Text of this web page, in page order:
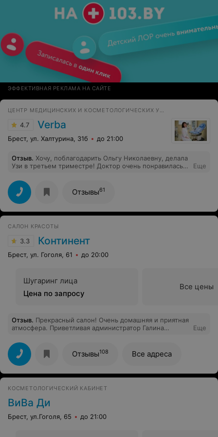
ЭФФЕКТИВНАЯ РЕКЛАМА НА САЙТЕ
4.7 Verba
Брест, ул. Халтурина, 31б до 21:00
Отзыв. Хочу, поблагодарить Ольгу Николаевну, делала
Узи в третьем триместре! Доктор очень понравилась.
Все выполняет осторожно, правильно, все тщательно
перепроверяет. Насчет ее профессионализма,
сомневаться не пришлось не на минуту. Профессионал
с большой буквы. Мне очень понравилась. Если нужен
грамотный профессиональный доктор, с большим
Спасибо вам огромное!
Еще
Отзывы61
САЛОН КРАСОТЫ
3.3 Континент
Брест, ул. Гоголя, 61 до 20:00
Шугаринг лица
Цена по запросу
Все цены
Отзыв. Прекрасный салон! Очень домашняя и приятная
атмосфера. Приветливая администратор Галина
педикюру Вета. Спасибо, что есть такое место в
Бресте.
Еще
Отзывы108 Все адреса
КОСМЕТОЛОГИЧЕСКИЙ КАБИНЕТ
ВиВа Ди
Брест, ул.Гоголя, 65 до 21:00